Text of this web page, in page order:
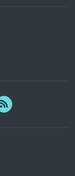
RSS